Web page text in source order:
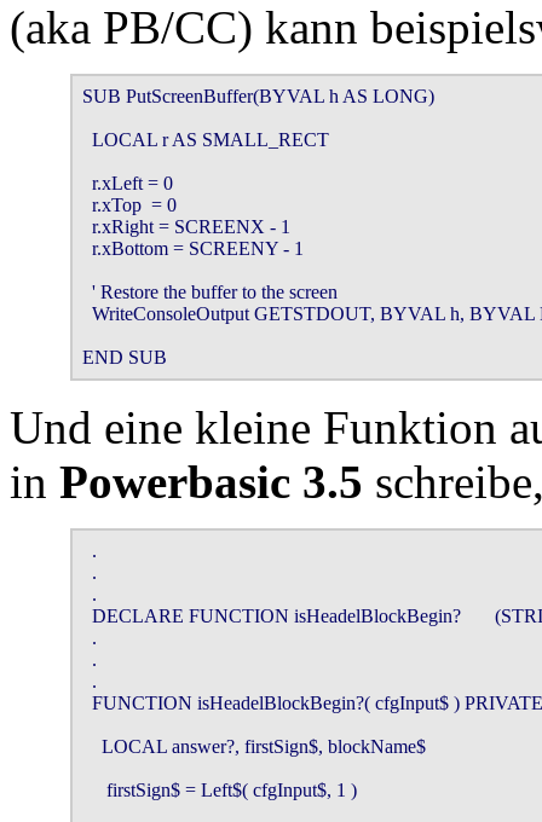
(aka PB/CC) kann
SUB PutScreenBuffer(BYVAL h AS LONG)
  LOCAL r AS SMALL_RECT
  r.xLeft = 0
  r.xTop  = 0
  r.xRight = SCREENX - 1
  r.xBottom = SCREENY - 1
  ' Restore the buffer to the screen
WriteConsoleOutput GETSTDOUT, BYVAL h,
END SUB
Und eine kleine Funktion
in Powerbasic 3.5
  .
  .
  .
DECLARE FUNCTION isHeadelBlockBegin?
  .
  .
  .
  FUNCTION isHeadelBlockBegin?( cfgInput$ ) PRIVATE
    LOCAL answer?, firstSign$, blockName$
     firstSign$ = Left$( cfgInput$, 1 )